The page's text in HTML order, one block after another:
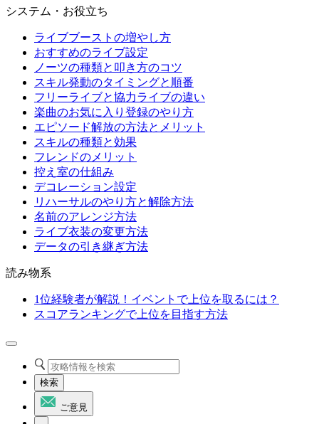
システム・お役立ち
ライブブーストの増やし方
おすすめのライブ設定
ノーツの種類と叩き方のコツ
スキル発動のタイミングと順番
フリーライブと協力ライブの違い
楽曲のお気に入り登録のやり方
エピソード解放の方法とメリット
スキルの種類と効果
フレンドのメリット
控え室の仕組み
デコレーション設定
リハーサルのやり方と解除方法
名前のアレンジ方法
ライブ衣装の変更方法
データの引き継ぎ方法
読み物系
1位経験者が解説！イベントで上位を取るには？
スコアランキングで上位を目指す方法
検索
ご意見